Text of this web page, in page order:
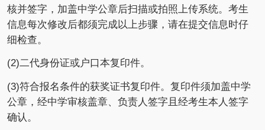
核并签字，加盖中学公章后扫描或拍照上传系统。考生
信息每次修改后都须完成以上步骤，请在提交信息时仔
细检查。
(2)二代身份证或户口本复印件。
(3)符合报名条件的获奖证书复印件。复印件须加盖中学
公章，经中学审核盖章、负责人签字且经考生本人签字
确认。